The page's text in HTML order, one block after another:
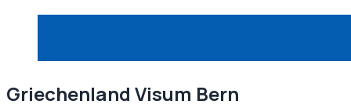
Griechenland Visum Bern